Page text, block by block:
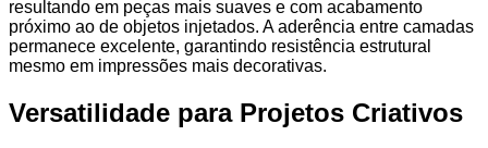
resultando em peças mais suaves e com acabamento
próximo ao de objetos injetados. A aderência entre camadas
permanece excelente, garantindo resistência estrutural
mesmo em impressões mais decorativas.
Versatilidade para Projetos Criativos